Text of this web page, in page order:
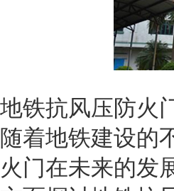
地铁抗风压防火
随着地铁建设的
火门在未来的发